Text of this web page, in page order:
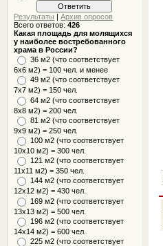
Результаты |Архив опросов
Всего ответов:426
Какая площадь для молящихся
у наиболее востребованного
храма в России?
36 м2 (что соответствует
6x6 м2) = 100 чел. и менее
49 м2 (что соответствует
7x7 м2) = 150 чел.
64 м2 (что соответствует
8x8 м2) = 200 чел.
81 м2 (что соответствует
9х9 м2) = 250 чел.
100 м2 (что соответствует
10x10 м2) = 300 чел.
121 м2 (что соответствует
11х11 м2) = 350 чел.
144 м2 (что соответствует
12х12 м2) = 430 чел.
169 м2 (что соответствует
13х13 м2) = 500 чел.
196 м2 (что соответствует
14х14 м2) = 600 чел.
225 м2 (что соответствует